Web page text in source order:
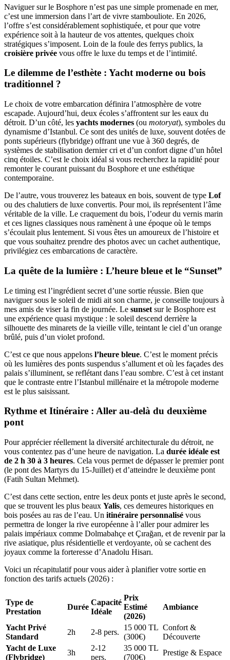
Naviguer sur le Bosphore n’est pas une simple promenade en mer,
c’est une immersion dans l’art de vivre stambouliote. En 2026,
l’offre s’est considérablement sophistiquée, et pour que votre
expérience soit à la hauteur de vos attentes, quelques choix
stratégiques s’imposent. Loin de la foule des ferrys publics, la
croisière privée vous offre le luxe du temps et de l’intimité.
Le dilemme de l’esthète : Yacht moderne ou bois
traditionnel ?
Le choix de votre embarcation définira l’atmosphère de votre
escapade. Aujourd’hui, deux écoles s’affrontent sur les eaux du
détroit. D’un côté, les yachts modernes (ou motoryat), symboles du
dynamisme d’Istanbul. Ce sont des unités de luxe, souvent dotées de
ponts supérieurs (flybridge) offrant une vue à 360 degrés, de
systèmes de stabilisation dernier cri et d’un confort digne d’un hôtel
cinq étoiles. C’est le choix idéal si vous recherchez la rapidité pour
remonter le courant puissant du Bosphore et une esthétique
contemporaine.
De l’autre, vous trouverez les bateaux en bois, souvent de type Lof
ou des chalutiers de luxe convertis. Pour moi, ils représentent l’âme
véritable de la ville. Le craquement du bois, l’odeur du vernis marin
et ces lignes classiques nous ramènent à une époque où le temps
s’écoulait plus lentement. Si vous êtes un amoureux de l’histoire et
que vous souhaitez prendre des photos avec un cachet authentique,
privilégiez ces embarcations de caractère.
La quête de la lumière : L’heure bleue et le “Sunset”
Le timing est l’ingrédient secret d’une sortie réussie. Bien que
naviguer sous le soleil de midi ait son charme, je conseille toujours à
mes amis de viser la fin de journée. Le sunset sur le Bosphore est
une expérience quasi mystique : le soleil descend derrière la
silhouette des minarets de la vieille ville, teintant le ciel d’un orange
brûlé, puis d’un violet profond.
C’est ce que nous appelons l’heure bleue. C’est le moment précis
où les lumières des ponts suspendus s’allument et où les façades des
palais s’illuminent, se reflétant dans l’eau sombre. C’est à cet instant
que le contraste entre l’Istanbul millénaire et la métropole moderne
est le plus saisissant.
Rythme et Itinéraire : Aller au-delà du deuxième
pont
Pour apprécier réellement la diversité architecturale du détroit, ne
vous contentez pas d’une heure de navigation. La durée idéale est
de 2 h 30 à 3 heures. Cela vous permet de dépasser le premier pont
(le pont des Martyrs du 15-Juillet) et d’atteindre le deuxième pont
(Fatih Sultan Mehmet).
C’est dans cette section, entre les deux ponts et juste après le second,
que se trouvent les plus beaux Yalis, ces demeures historiques en
bois posées au ras de l’eau. Un itinéraire personnalisé vous
permettra de longer la rive européenne à l’aller pour admirer les
palais impériaux comme Dolmabahçe et Çırağan, et de revenir par la
rive asiatique, plus résidentielle et verdoyante, où se cachent des
joyaux comme la forteresse d’Anadolu Hisarı.
Voici un récapitulatif pour vous aider à planifier votre sortie en
fonction des tarifs actuels (2026) :
Type de
Prestation
Durée
Capacité
Idéale
Prix
Estimé
(2026)
Ambiance
Yacht Privé
Standard
2h 2-8 pers.
15 000 TL
(300€)
Confort &
Découverte
Yacht de Luxe
(Flybridge)
3h
2-12
pers.
35 000 TL
(700€)
Prestige & Espace